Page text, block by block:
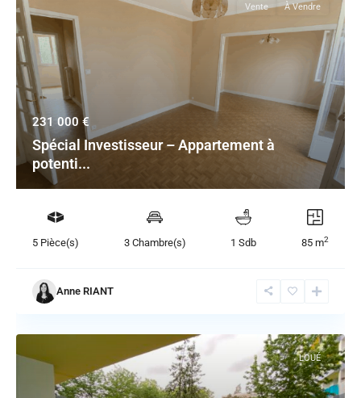
Vente À Vendre
231 000 €
Spécial Investisseur – Appartement à
potenti...
5 Pièce(s) 3 Chambre(s) 1 Sdb 85 m2
Anne RIANT
LOUÉ